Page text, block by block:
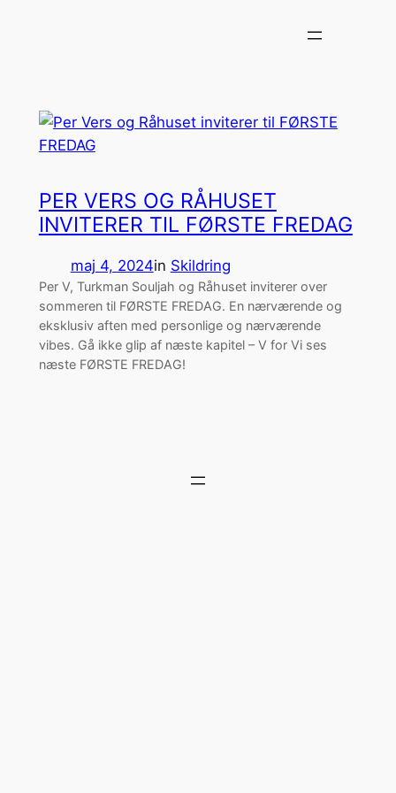
PER VERS OG RÅHUSET
INVITERER TIL FØRSTE FREDAG
maj 4, 2024in Skildring
Per V, Turkman Souljah og Råhuset inviterer over
sommeren til FØRSTE FREDAG. En nærværende og
eksklusiv aften med personlige og nærværende
vibes. Gå ikke glip af næste kapitel – V for Vi ses
næste FØRSTE FREDAG!